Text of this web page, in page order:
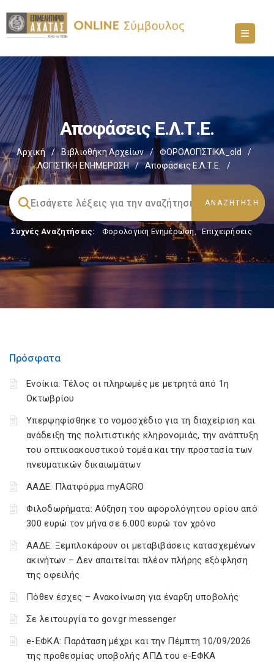
Αποφάσεις Ε.Λ.Τ.Ε.
Αρχική / Βιβλιοθήκη Αρχείων / ΦΟΡΟΛΟΓΙΣΤΙΚΑ_old
/
ΛΟΓΙΣΤΙΚΗ ΕΝΗΜΕΡΩΣΗ
/ Αποφάσεις Ε.Λ.Τ.Ε. /
Συχνές Αναζητήσεις: Φορολογικη Ενημέρωση, Επιχειρήσεις
Πρόσφατα
Ενοίκια: Τέλος οι πληρωμές με μετρητά από 1η
Οκτωβρίου
Υπερψηφίσθηκε το νομοσχέδιο για τη διαχείριση και
ανάδειξη της πολιτιστικής κληρονομιάς, την ανάπτυξη
του οπτικοακουστικού τομέα και την προστασία των
πνευματικών δικαιωμάτων
ΑΑΔΕ: Πλατφόρμα myAGRO
Φιλοδωρήματα: Αύξηση του αφορολόγητου ορίου από
300 ευρώ τον μήνα σε 6.000 ευρώ τον χρόνο
ΑΑΔΕ: Ξεμπλοκάρουν οι μεταβιβάσεις κατασχεμένων
ακινήτων – Δεν απαιτείται πλέον πλήρης εξόφληση
της οφειλής
Πόθεν έσχες – Ανακοίνωση για έναρξη υποβολής
Σε λειτουργία το gov.gr messenger
e-ΕΦΚΑ: Παράταση μέχρι και την Πέμπτη 10/09/2026
της προθεσμίας υποβολής ΑΠΔ του e-ΕΦΚΑ